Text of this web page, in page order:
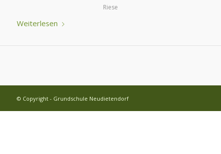
Riese
Weiterlesen
© Copyright - Grundschule Neudietendorf